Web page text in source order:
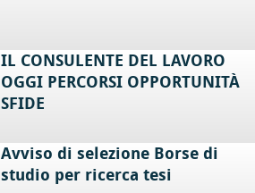
IL CONSULENTE DEL LAVORO
OGGI PERCORSI OPPORTUNITÀ
SFIDE
Avviso di selezione Borse di
studio per ricerca tesi